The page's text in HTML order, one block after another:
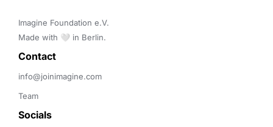
Imagine Foundation e.V.
Made with 🤍 in Berlin.
Contact
info@joinimagine.com
Team
Socials